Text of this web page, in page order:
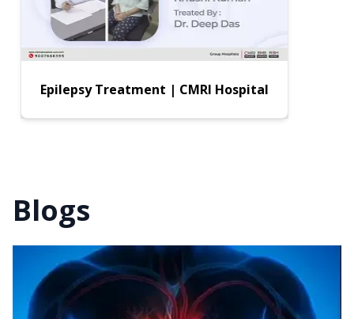
Epilepsy Treatment | CMRI Hospital
Blogs